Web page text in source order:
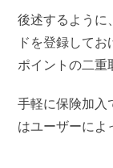
後述するように
ドを登録して
ポイントの二重
手軽に保険加入
はユーザーによ